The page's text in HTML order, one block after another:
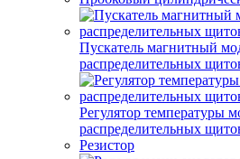
Пускатель магнитный
распределительных
Регулятор температуры
распределительных
Резистор